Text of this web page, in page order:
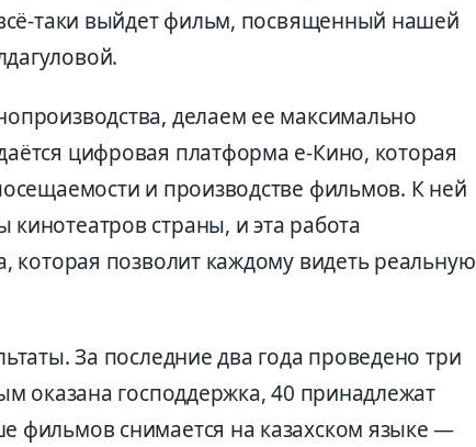
таки выйдет фильм, посвященный нашей
делаем ее максимально
цифровая платформа е-Кино, которая
и производстве фильмов. К ней
страны, и эта работа
которая позволит каждому видеть реальную
За последние два года проведено три
оказана господдержка, 40 принадлежат
фильмов снимается на казахском языке —